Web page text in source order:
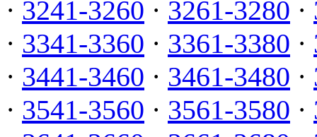
· 3241-3260 · 3261-3280 ·
· 3341-3360 · 3361-3380 ·
· 3441-3460 · 3461-3480 ·
· 3541-3560 · 3561-3580 ·